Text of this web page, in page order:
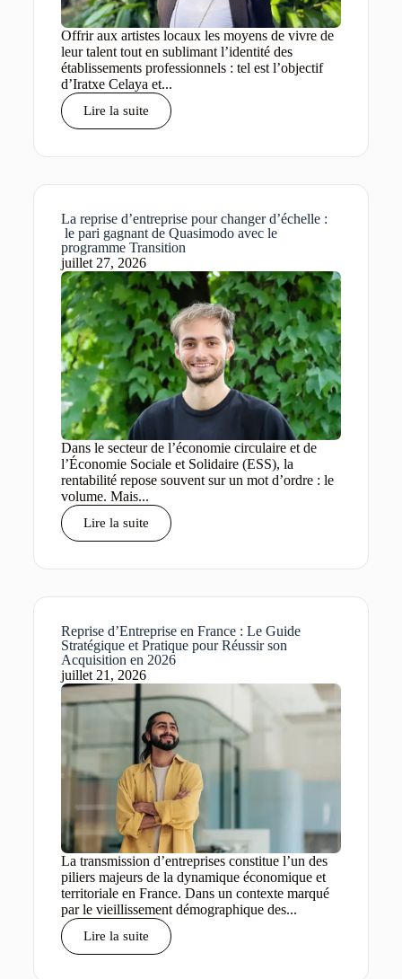
Offrir aux artistes locaux les moyens de vivre de
leur talent tout en sublimant l’identité des
établissements professionnels : tel est l’objectif
d’Iratxe Celaya et...
Lire la suite
La reprise d’entreprise pour changer d’échelle :
le pari gagnant de Quasimodo avec le
programme Transition
juillet 27, 2026
Dans le secteur de l’économie circulaire et de
l’Économie Sociale et Solidaire (ESS), la
rentabilité repose souvent sur un mot d’ordre : le
volume. Mais...
Lire la suite
Reprise d’Entreprise en France : Le Guide
Stratégique et Pratique pour Réussir son
Acquisition en 2026
juillet 21, 2026
La transmission d’entreprises constitue l’un des
piliers majeurs de la dynamique économique et
territoriale en France. Dans un contexte marqué
par le vieillissement démographique des...
Lire la suite